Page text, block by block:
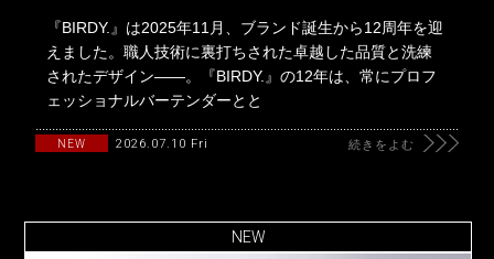
『BIRDY.』は2025年11月、ブランド誕生から12周年を迎
えました。職人技術に裏打ちされた卓越した品質と洗練
されたデザイン――。『BIRDY.』の12年は、常にプロフ
ェッショナルバーテンダーとと
NEW 2026.07.10 Fri 続きをよむ
NEW